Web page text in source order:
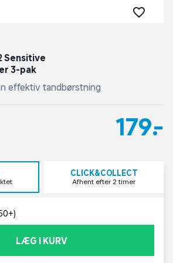
Sensitive
3-pak
effektiv tandbørstning
179,-
CLICK&COLLECT
Afhent efter 2 timer
LÆG I KURV